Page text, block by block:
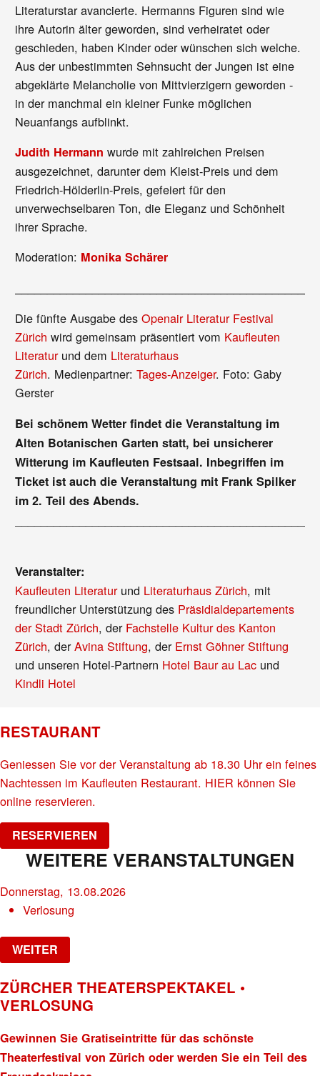
Literaturstar avancierte. Hermanns Figuren sind wie
ihre Autorin älter geworden, sind verheiratet oder
geschieden, haben Kinder oder wünschen sich welche.
Aus der unbestimmten Sehnsucht der Jungen ist eine
abgeklärte Melancholie von Mittvierzigern geworden -
in der manchmal ein kleiner Funke möglichen
Neuanfangs aufblinkt.
Judith Hermann wurde mit zahlreichen Preisen
ausgezeichnet, darunter dem Kleist-Preis und dem
Friedrich-Hölderlin-Preis, gefeiert für den
unverwechselbaren Ton, die Eleganz und Schönheit
ihrer Sprache.
Moderation: Monika Schärer
Die fünfte Ausgabe desOpenair Literatur Festival
Zürich wird gemeinsam präsentiert vom Kaufleuten
Literaturund dem Literaturhaus
Zürich. Medienpartner:Tages-Anzeiger. Foto: Gaby
Gerster
Bei schönem Wetter findet die Veranstaltung im
Alten Botanischen Garten statt, bei unsicherer
Witterung im Kaufleuten Festsaal. Inbegriffen im
Ticket ist auch die Veranstaltung mit Frank Spilker
im 2. Teil des Abends.
Veranstalter:
Kaufleuten Literaturund Literaturhaus Zürich, mit
freundlicher Unterstützung des Präsidialdepartements
der Stadt Zürich, der Fachstelle Kultur des Kanton
Zürich, derAvina Stiftung, der Ernst Göhner Stiftung
und unseren Hotel-Partnern Hotel Baur au Lac und
Kindli Hotel
RESTAURANT
Geniessen Sie vor der Veranstaltung ab 18.30 Uhr ein feines
Nachtessen im Kaufleuten Restaurant. HIER können Sie
online reservieren.
RESERVIEREN
WEITERE VERANSTALTUNGEN
Donnerstag, 13.08.2026
Verlosung
WEITER
ZÜRCHER THEATERSPEKTAKEL •
VERLOSUNG
Gewinnen Sie Gratiseintritte für das schönste
Theaterfestival von Zürich oder werden Sie ein Teil des